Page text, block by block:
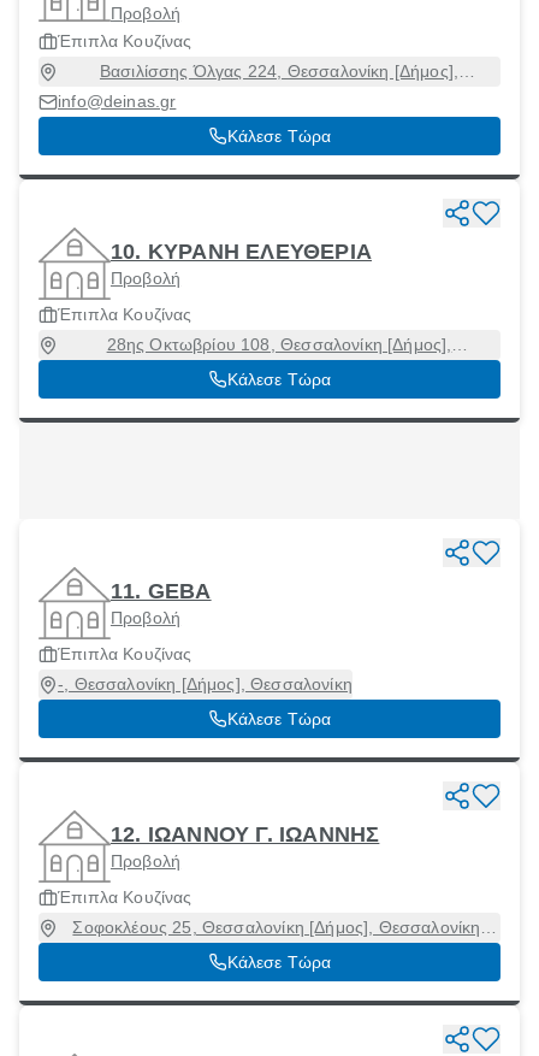
Προβολή
Έπιπλα Κουζίνας
Βασιλίσσης Όλγας 224, Θεσσαλονίκη [Δήμος],
info@deinas.gr
Κάλεσε Τώρα
10. ΚΥΡΑΝΗ ΕΛΕΥΘΕΡΙΑ
Προβολή
Έπιπλα Κουζίνας
28ης Οκτωβρίου 108, Θεσσαλονίκη [Δήμος],
Θεσσαλονίκη, 54642
Κάλεσε Τώρα
11. GEBA
Προβολή
Έπιπλα Κουζίνας
-, Θεσσαλονίκη [Δήμος], Θεσσαλονίκη
Κάλεσε Τώρα
12. ΙΩΑΝΝΟΥ Γ. ΙΩΑΝΝΗΣ
Προβολή
Έπιπλα Κουζίνας
Σοφοκλέους 25, Θεσσαλονίκη [Δήμος], Θεσσαλονίκη,
54633
Κάλεσε Τώρα